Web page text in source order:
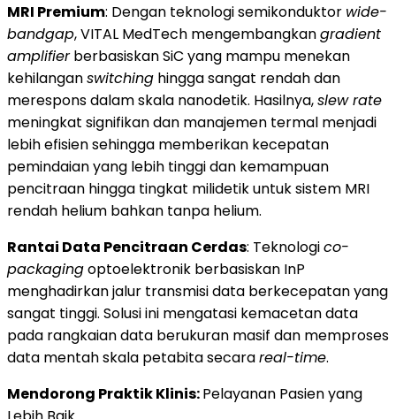
MRI Premium: Dengan teknologi semikonduktor wide-
bandgap, VITAL MedTech mengembangkangradient
amplifierberbasiskan SiC yang mampu menekan
kehilanganswitching hingga sangat rendah dan
merespons dalam skala nanodetik. Hasilnya,slew rate
meningkat signifikan dan manajemen termal menjadi
lebih efisien sehingga memberikan kecepatan
pemindaian yang lebih tinggi dan kemampuan
pencitraan hingga tingkat milidetik untuk sistem MRI
rendah helium bahkan tanpa helium.
Rantai Data Pencitraan Cerdas: Teknologico-
packagingoptoelektronik berbasiskan InP
menghadirkan jalur transmisi data berkecepatan yang
sangat tinggi. Solusi ini mengatasi kemacetan data
pada rangkaian data berukuran masif dan memproses
data mentah skala petabita secarareal-time.
Mendorong Praktik Klinis:Pelayanan Pasien yang